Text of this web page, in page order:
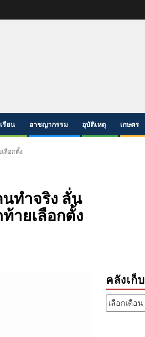
รียน อาชญากรรม อุบัติเหตุ เกษตร
ลือกตั้ง
นทำจริง ลั่น
ายเลือกตั้ง
คลังเก็บ
คลัง
เก็บ